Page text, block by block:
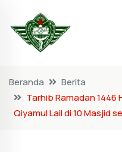
Beranda
Berita
Tarhib Ramadan 1446
Qiyamul Lail di 10 Masjid